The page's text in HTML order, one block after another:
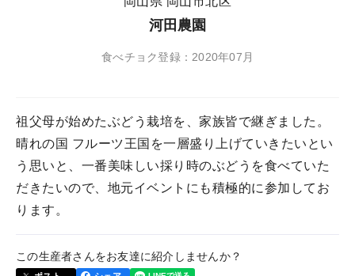
河田農園
食べチョク登録：2020年07月
祖父母が始めたぶどう栽培を、家族皆で継ぎました。
晴れの国 フルーツ王国を一層盛り上げていきたいとい
う思いと、一番美味しい採り時のぶどうを食べていた
だきたいので、地元イベントにも積極的に参加してお
ります。
この生産者さんをお友達に紹介しませんか？